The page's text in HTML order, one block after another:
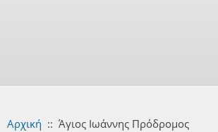
Αρχική :: Άγιος Ιωάννης Πρόδρομος